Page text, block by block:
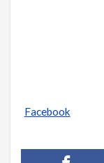
Facebook